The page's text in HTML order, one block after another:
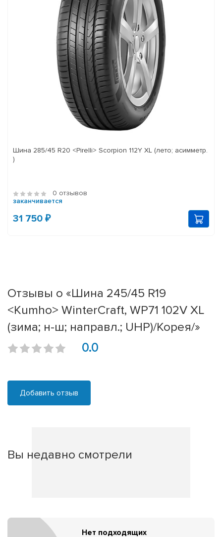
Шина 285/45 R20 <Pirelli> Scorpion 112Y XL (лето; асимметр.
)
0 отзывов
заканчивается
31 750 ₽
Отзывы о «Шина 245/45 R19
<Kumho> WinterCraft, WP71 102V XL
(зима; н-ш; направл.; UHP)/Корея/»
0.0
Добавить отзыв
Вы недавно смотрели
Нет подходящих